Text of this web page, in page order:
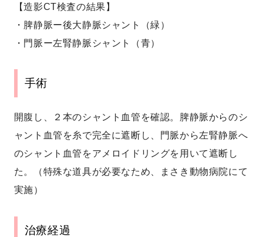
【造影CT検査の結果】
・脾静脈ー後大静脈シャント（緑）
・門脈ー左腎静脈シャント（青）
手術
開腹し、２本のシャント血管を確認。脾静脈からのシ
ャント血管を糸で完全に遮断し、門脈から左腎静脈へ
のシャント血管をアメロイドリングを用いて遮断し
た。（特殊な道具が必要なため、まさき動物病院にて
実施）
治療経過